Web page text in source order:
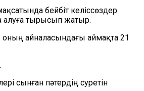
бейбіт келіссөздер
алуға тырысып жатыр.
оның айналасындағы аймақта 21
сынған пәтердің суретін